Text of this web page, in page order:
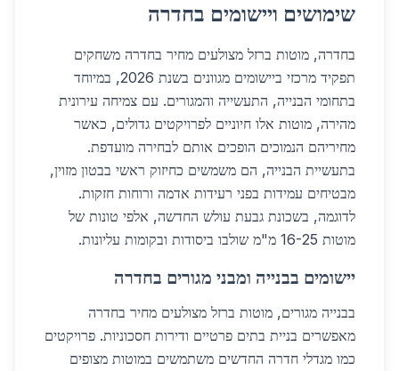
שימושים ויישומים בחדרה
בחדרה, מוטות ברזל מצולעים מחיר בחדרה משחקים
תפקיד מרכזי ביישומים מגוונים בשנת 2026, במיוחד
בתחומי הבנייה, התעשייה והמגורים. עם צמיחה עירונית
מהירה, מוטות אלו חיוניים לפרויקטים גדולים, כאשר
מחיריהם הנמוכים הופכים אותם לבחירה מועדפת.
בתעשיית הבנייה, הם משמשים כחיזוק ראשי בבטון מזוין,
מבטיחים עמידות בפני רעידות אדמה ורוחות חזקות.
לדוגמה, בשכונת גבעת עולש החדשה, אלפי טונות של
מוטות 16-25 מ"מ שולבו ביסודות ובקומות עליונות.
יישומים בבנייה ומבני מגורים בחדרה
בבנייה מגורים, מוטות ברזל מצולעים מחיר בחדרה
מאפשרים בניית בתים פרטיים ודירות חסכוניות. פרויקטים
כמו מגדלי חדרה החדשים משתמשים במוטות מצופים